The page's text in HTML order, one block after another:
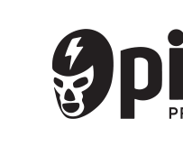
Menú Principal
PORTADA